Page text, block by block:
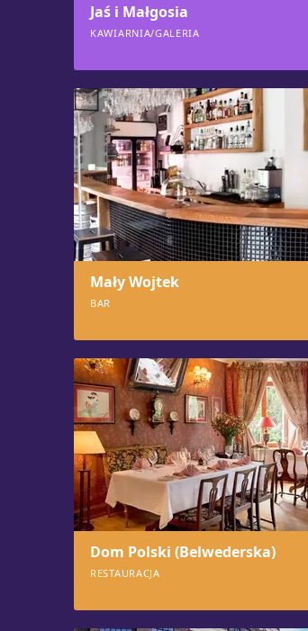
Jaś i Małgosia
KAWIARNIA/GALERIA
Mały Wojtek
BAR
Dom Polski (Belwederska)
RESTAURACJA